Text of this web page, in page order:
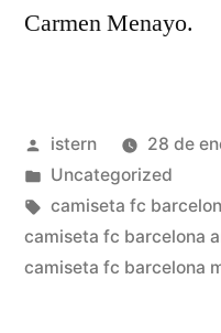
Carmen Menayo.
Publicado
por
istern
28 de
Publicado
en
Uncategorized
Etiquetas:
camiseta fc
camiseta fc barcelona
camiseta fc barcelona